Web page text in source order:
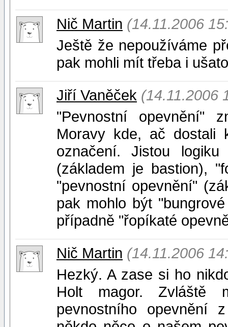
Nič Martin (14.11.2006
Ještě že nepoužíváme
pak mohli mít třeba i
Jiří Vaněček (14.11.2006
"Pevnostní opevnění"
Moravy kde, ač dostali
označení. Jistou
(základem je bastion),
"pevnostní opevnění"
pak mohlo být
případně "řopíkaté
Nič Martin (14.11.2006
Hezký. A zase si ho
Holt magor. Zvláště
pevnostního opevnění